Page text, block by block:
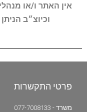
אין האתר ו/או
וכיוצ״ב
פרטי התקשרות
משרד - 077-7008133